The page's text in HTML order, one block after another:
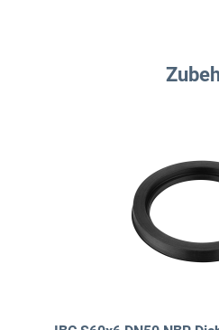
Produktgalerie überspringen